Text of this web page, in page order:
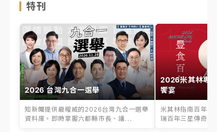
特刊
2026 台灣九合一選舉
知新聞提供最權威的2026台灣九合一選舉
資料庫。即時掌握六都縣市長、議...
2026米其林專
饗宴
米其林指南百年之
瑞百年三星傳奇、